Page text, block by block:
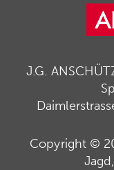
J.G.
Copyright ©